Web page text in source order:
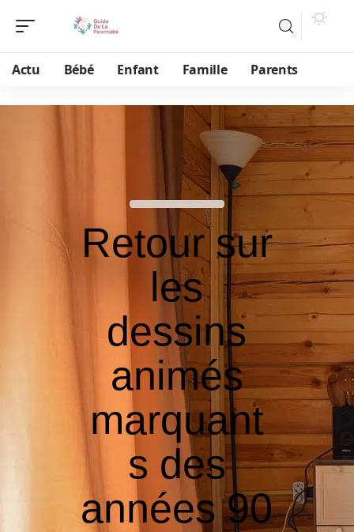
Actu Bébé Enfant Famille Parents
Retour sur
les
dessins
animés
marquant
s des
années 90